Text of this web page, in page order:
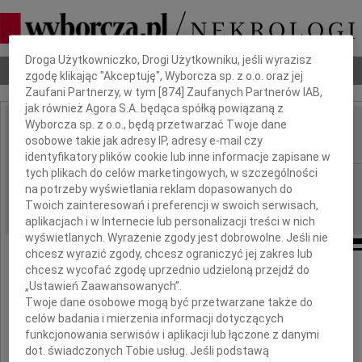
Nekrologi Odeszli Poradnik pogrzebowy
IMIĘ I NAZWISKO: Lech Krawczyk
REGION: Kielce
DATA EMISJI: 10.12.2013
Z głębokim żalem zawiadamiamy,
odszedł od nas ukochany
Mąż i Tata
Dbamy o Twoją prywatność
Droga Użytkowniczko, Drogi Użytkowniku, jeśli wyrazisz
zgodę klikając "Akceptuję", Wyborcza sp. z o.o. oraz jej
Zaufani Partnerzy, w tym [874 ] Zaufanych Partnerów IAB,
jak również Agora S.A. będąca spółką powiązaną z
Wyborcza sp. z o.o., będą przetwarzać Twoje dane
osobowe takie jak adresy IP, adresy e-mail czy
identyfikatory plików cookie lub inne informacje zapisane w
tych plikach do celów marketingowych, w szczególności
na potrzeby wyświetlania reklam dopasowanych do
Twoich zainteresowań i preferencji w swoich serwisach,
aplikacjach i w Internecie lub personalizacji treści w nich
wyświetlanych. Wyrażenie zgody jest dobrowolne. Jeśli nie
chcesz wyrazić zgody, chcesz ograniczyć jej zakres lub
chcesz wycofać zgodę uprzednio udzieloną przejdź do
„Ustawień Zaawansowanych”.
Twoje dane osobowe mogą być przetwarzane także do
celów badania i mierzenia informacji dotyczących
funkcjonowania serwisów i aplikacji lub łączone z danymi
dot. świadczonych Tobie usług. Jeśli podstawą